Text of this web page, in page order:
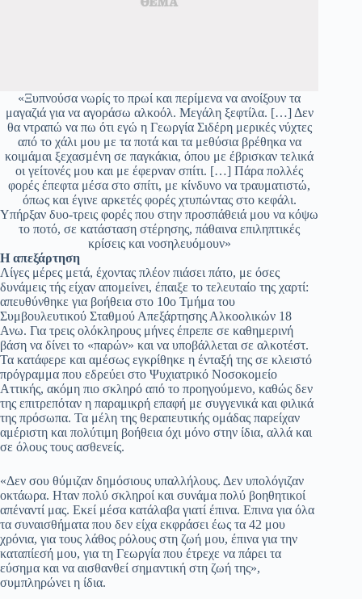
«Ξυπνούσα νωρίς το πρωί και περίμενα να ανοίξουν τα
μαγαζιά για να αγοράσω αλκοόλ. Μεγάλη ξεφτίλα. […] Δεν
θα ντραπώ να πω ότι εγώ η Γεωργία Σιδέρη μερικές νύχτες
από το χάλι μου με τα ποτά και τα μεθύσια βρέθηκα να
κοιμάμαι ξεχασμένη σε παγκάκια, όπου με έβρισκαν τελικά
οι γείτονές μου και με έφερναν σπίτι. […] Πάρα πολλές
φορές έπεφτα μέσα στο σπίτι, με κίνδυνο να τραυματιστώ,
όπως και έγινε αρκετές φορές χτυπώντας στο κεφάλι.
Υπήρξαν δυο-τρεις φορές που στην προσπάθειά μου να κόψω
το ποτό, σε κατάσταση στέρησης, πάθαινα επιληπτικές
κρίσεις και νοσηλευόμουν»
Η απεξάρτηση
Λίγες μέρες μετά, έχοντας πλέον πιάσει πάτο, με όσες
δυνάμεις τής είχαν απομείνει, έπαιξε το τελευταίο της χαρτί:
απευθύνθηκε για βοήθεια στο 10ο Τμήμα του
Συμβουλευτικού Σταθμού Απεξάρτησης Αλκοολικών 18
Ανω. Για τρεις ολόκληρους μήνες έπρεπε σε καθημερινή
βάση να δίνει το «παρών» και να υποβάλλεται σε αλκοτέστ.
Τα κατάφερε και αμέσως εγκρίθηκε η ένταξή της σε κλειστό
πρόγραμμα που εδρεύει στο Ψυχιατρικό Νοσοκομείο
Αττικής, ακόμη πιο σκληρό από το προηγούμενο, καθώς δεν
της επιτρεπόταν η παραμικρή επαφή με συγγενικά και φιλικά
της πρόσωπα. Τα μέλη της θεραπευτικής ομάδας παρείχαν
αμέριστη και πολύτιμη βοήθεια όχι μόνο στην ίδια, αλλά και
σε όλους τους ασθενείς.
«Δεν σου θύμιζαν δημόσιους υπαλλήλους. Δεν υπολόγιζαν
οκτάωρα. Ηταν πολύ σκληροί και συνάμα πολύ βοηθητικοί
απέναντί μας. Εκεί μέσα κατάλαβα γιατί έπινα. Επινα για όλα
τα συναισθήματα που δεν είχα εκφράσει έως τα 42 μου
χρόνια, για τους λάθος ρόλους στη ζωή μου, έπινα για την
καταπίεσή μου, για τη Γεωργία που έτρεχε να πάρει τα
εύσημα και να αισθανθεί σημαντική στη ζωή της»,
συμπληρώνει η ίδια.